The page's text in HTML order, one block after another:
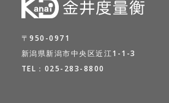
〒950-0971
新潟県新潟市中央区近江1-1-3
TEL： 025-283-8800